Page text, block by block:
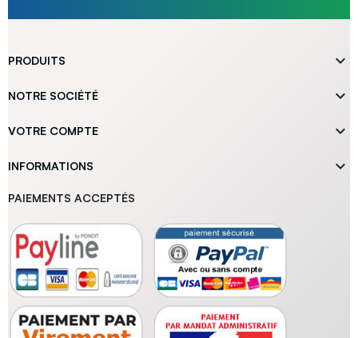
PRODUITS 
NOTRE SOCIÉTÉ 
VOTRE COMPTE 
INFORMATIONS 
PAIEMENTS ACCEPTÉS